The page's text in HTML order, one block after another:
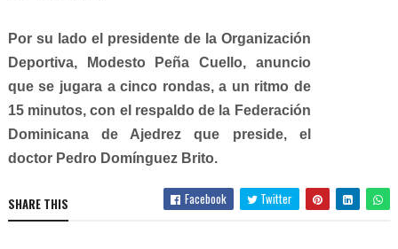
Por su lado el presidente de la Organización
Deportiva, Modesto Peña Cuello, anuncio
que se jugara a cinco rondas, a un ritmo de
15 minutos, con el respaldo de la Federación
Dominicana de Ajedrez que preside, el
doctor Pedro Domínguez Brito.
SHARE THIS Facebook Twitter